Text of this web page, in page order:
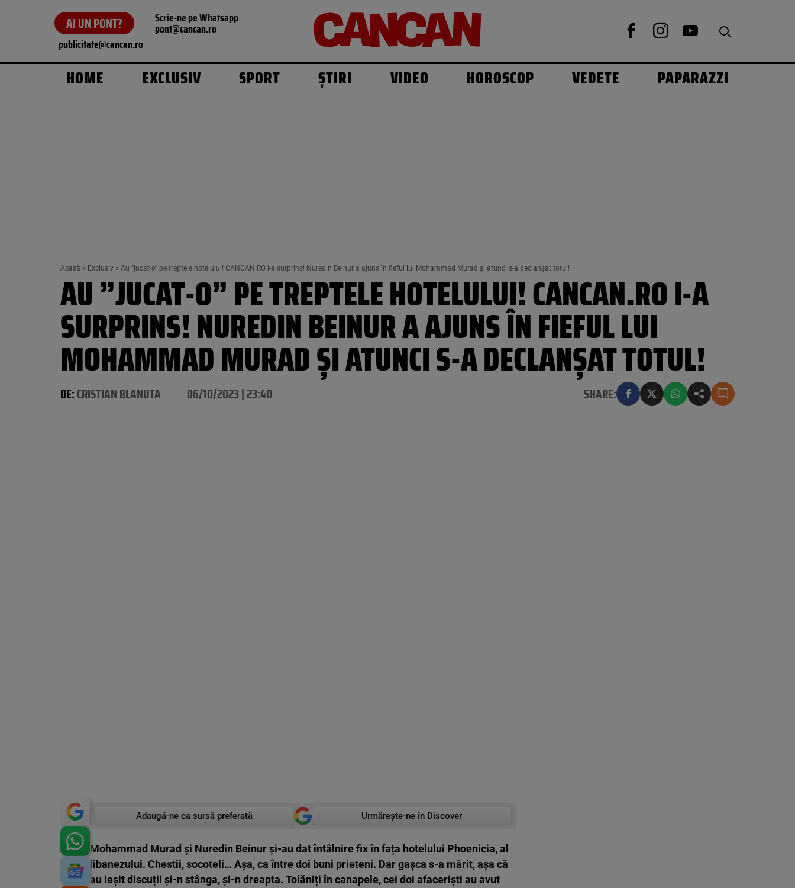
AI UN PONT? Scrie-ne pe Whatsapp
pont@cancan.ro
publicitate@cancan.ro
HOME EXCLUSIV SPORT ȘTIRI VIDEO HOROSCOP VEDETE PAPARAZZI
Acasă » Exclusiv » Au ”jucat-o” pe treptele hotelului! CANCAN.RO i-a surprins! Nuredin Beinur a ajuns în fieful lui Mohammad Murad și atunci s-a declanșat totul!
AU ”JUCAT-O” PE TREPTELE HOTELULUI! CANCAN.RO I-A
SURPRINS! NUREDIN BEINUR A AJUNS ÎN FIEFUL LUI
MOHAMMAD MURAD ȘI ATUNCI S-A DECLANȘAT TOTUL!
DE:CRISTIAN BLANUTA 06/10/2023 | 23:40 SHARE:
Adaugă-ne ca sursă preferată Urmărește-ne în Discover
Mohammad Murad și Nuredin Beinur și-au dat întâlnire fix în fața hotelului Phoenicia, al
libanezului. Chestii, socoteli… Așa, ca între doi buni prieteni. Dar gașca s-a mărit, așa că
au ieșit discuții și-n stânga, și-n dreapta. Tolăniți în canapele, cei doi afaceriști au avut